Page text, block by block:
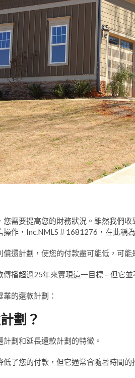
需要提高您的財務狀況。雖然我們
作，Inc.NMLS＃1681276，在此稱為
還計劃，使您的付款盡可能低，可能
播超過25年來實現這一目標 – 但它
的還款計劃：
劃？
劃和延長還款計劃的特徵。
了您的付款，但它通常會隨著時間的